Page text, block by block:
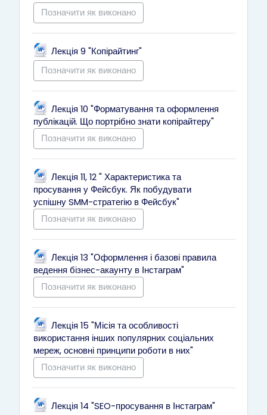
Позначити як виконано
Лекція 9 "Копірайтинг"Файл
Позначити як виконано
Лекція 10 "Форматування та оформлення
публікацій. Що портрібно знати копірайтеру"Файл
Позначити як виконано
Лекція 11, 12 " Характеристика та
просування у Фейсбук. Як побудувати
успішну SMM-стратегію в Фейсбук"Файл
Позначити як виконано
Лекція 13 "Оформлення і базові правила
ведення бізнес-акаунту в Інстаграм"Файл
Позначити як виконано
Лекція 15 "Місія та особливості
використання інших популярних соціальних
мереж, основні принципи роботи в них"Файл
Позначити як виконано
Лекція 14 "SEO-просування в Інстаграм"Файл